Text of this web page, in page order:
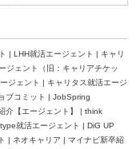
| LHH就活エージェント | キャリ
ジェント（旧：キャリアチケッ
ジェント | キャリタス就活エージ
ブコミット | JobSpring
介【エージェント】 | think
就活エージェント | DiG UP
| ネオキャリア | マイナビ新卒紹